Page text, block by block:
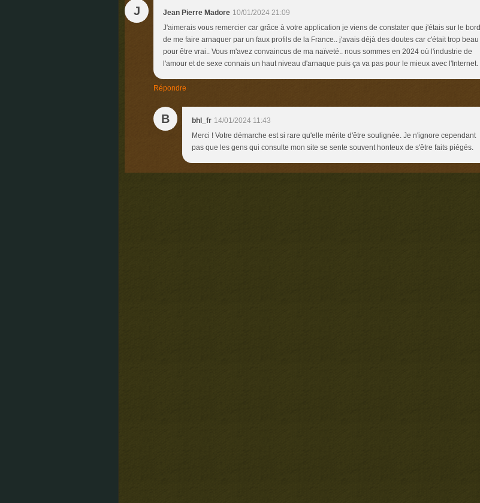
J Jean Pierre Madore 10/01/2024 21:09
J'aimerais vous remercier car grâce à votre application je viens de constater que j'étais sur le bord
de me faire arnaquer par un faux profils de la France.. j'avais déjà des doutes car c'était trop beau
pour être vrai.. Vous m'avez convaincus de ma naïveté.. nous sommes en 2024 où l'industrie de
l'amour et de sexe connais un haut niveau d'arnaque puis ça va pas pour le mieux avec l'Internet.
Répondre
B bhl_fr 14/01/2024 11:43
Merci ! Votre démarche est si rare qu'elle mérite d'être soulignée. Je n'ignore cependant
pas que les gens qui consulte mon site se sente souvent honteux de s'être faits piégés.